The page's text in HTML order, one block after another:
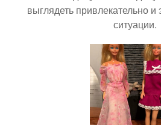
выглядеть привлекательно
ситуации.